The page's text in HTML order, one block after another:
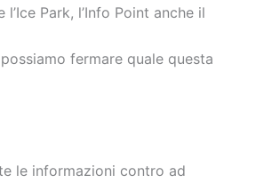
Park, l’Info Point anche il
fermare quale questa
le informazioni contro ad